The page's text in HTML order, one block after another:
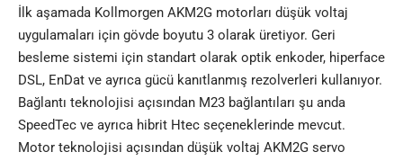
İlk aşamada Kollmorgen AKM2G motorları düşük voltaj
uygulamaları için gövde boyutu 3 olarak üretiyor. Geri
besleme sistemi için standart olarak optik enkoder, hiperface
DSL, EnDat ve ayrıca gücü kanıtlanmış rezolverleri kullanıyor.
Bağlantı teknolojisi açısından M23 bağlantıları şu anda
SpeedTec ve ayrıca hibrit Htec seçeneklerinde mevcut.
Motor teknolojisi açısından düşük voltaj AKM2G servo